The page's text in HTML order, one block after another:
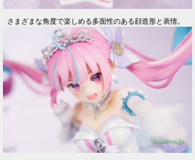
さまざまな角度で楽しめる多面性のある顔造形と表情。